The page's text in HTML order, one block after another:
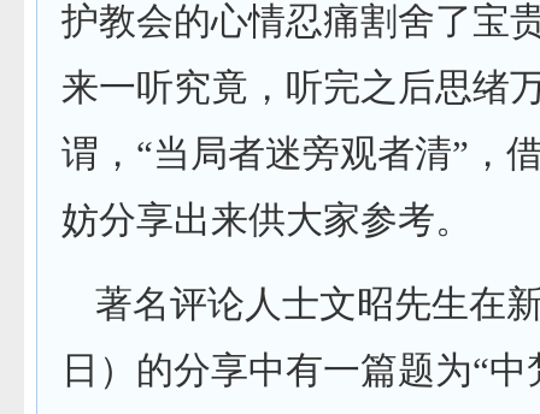
护教会的心情忍痛割舍了宝
来一听究竟，听完之后思绪
谓，“当局者迷旁观者清”，
妨分享出来供大家参考。
著名评论人士文昭先生在
日）的分享中有一篇题为“